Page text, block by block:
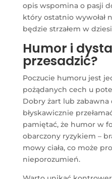
opis wspomina o pasji
który ostatnio wywołał
będzie strzałem w
Humor i
przesadzić?
Poczucie humoru jest
pożądanych cech u
Dobry żart lub
błyskawicznie
pamiętać, że humor w
obarczony ryzykiem –
mowy ciała, co może
nieporozumień.